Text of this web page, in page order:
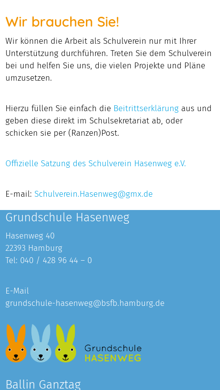
Wir brauchen Sie!
Wir können die Arbeit als Schulverein nur mit Ihrer
Unterstützung durchführen. Treten Sie dem Schulverein
bei und helfen Sie uns, die vielen Projekte und Pläne
umzusetzen.
Hierzu füllen Sie einfach die Beitrittserklärung aus und
geben diese direkt im Schulsekretariat ab, oder
schicken sie per (Ranzen)Post.
Offizielle Satzung des Schulverein Hasenweg e.V.
E-mail:Schulverein.Hasenweg@gmx.de
Grundschule Hasenweg
Hasenweg 40
22393 Hamburg
Tel: 040 / 428 96 44 – 0
E-Mail
grundschule-hasenweg@bsfb.hamburg.de
Ballin Ganztag